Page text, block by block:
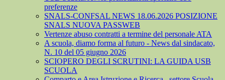
preferenze
SNALS-CONFSAL NEWS 18.06.2026 POSIZIONE
SNALS NUOVA PASSWEB
Vertenze abuso contratti a termine del personale ATA
A scuola, diamo forma al futuro - News dal sindacato,
N. 10 del 05 giugno 2026
SCIOPERO DEGLI SCRUTINI: LA GUIDA USB
SCUOLA